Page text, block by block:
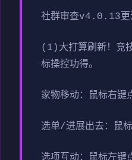
社群审查v4.0.13更
(1)大打算刷新！竞
标操控功得。
家物移动：鼠标右键
选单/进展出去：鼠
选项互动：鼠标左键